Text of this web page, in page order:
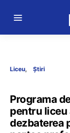
Liceu Știri
Programa
pentru liceu
dezbaterea